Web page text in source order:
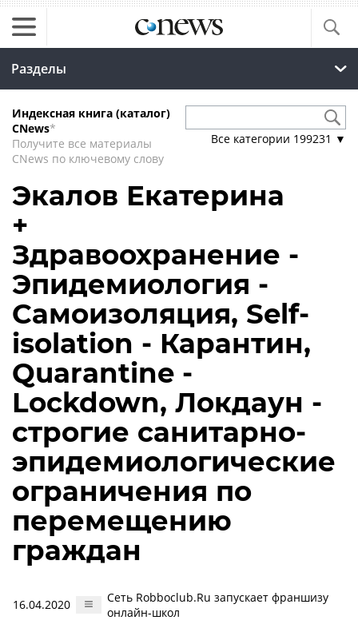
Разделы
Индексная книга (каталог)
CNews*
Получите все материалы
CNews по ключевому слову
Все категории 199231 ▼
Экалов Екатерина
+
Здравоохранение -
Эпидемиология -
Самоизоляция, Self-
isolation - Карантин,
Quarantine -
Lockdown, Локдаун -
строгие санитарно-
эпидемиологические
ограничения по
перемещению
граждан
16.04.2020
Сеть Robboclub.Ru запускает франшизу
онлайн-школ